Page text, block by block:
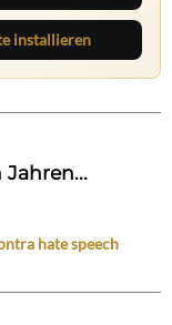
installieren
Jahren...
hate speech